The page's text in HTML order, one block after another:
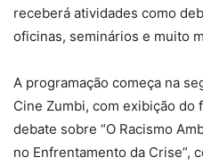
receberá atividades como
oficinas, seminários e muito
A programação começa na
Cine Zumbi, com exibição do
debate sobre “O Racismo
no Enfrentamento da Crise”,